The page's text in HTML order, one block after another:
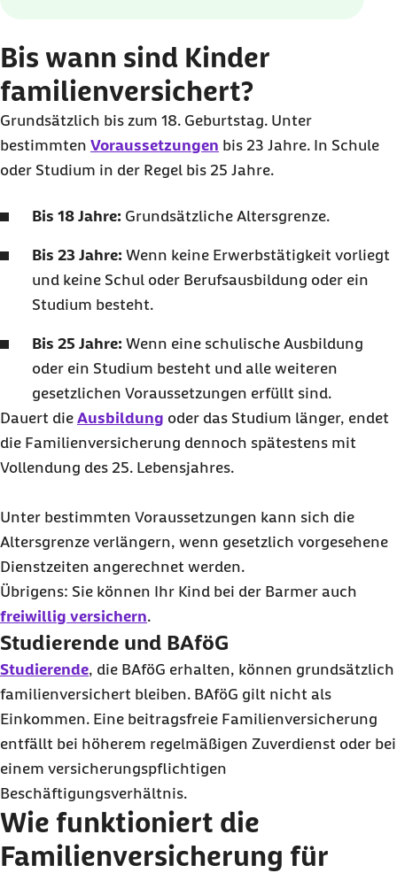
Bis wann sind Kinder
familienversichert?
Grundsätzlich bis zum 18. Geburtstag. Unter
bestimmten Voraussetzungen bis 23 Jahre. In Schule
oder Studium in der Regel bis 25 Jahre.
Bis 18 Jahre: Grundsätzliche Altersgrenze.
Bis 23 Jahre: Wenn keine Erwerbstätigkeit vorliegt
und keine Schul oder Berufsausbildung oder ein
Studium besteht.
Bis 25 Jahre: Wenn eine schulische Ausbildung
oder ein Studium besteht und alle weiteren
gesetzlichen Voraussetzungen erfüllt sind.
Dauert die Ausbildung oder das Studium länger, endet
die Familienversicherung dennoch spätestens mit
Vollendung des 25. Lebensjahres.
Unter bestimmten Voraussetzungen kann sich die
Altersgrenze verlängern, wenn gesetzlich vorgesehene
Dienstzeiten angerechnet werden.
Übrigens: Sie können Ihr Kind bei der Barmer auch
freiwillig versichern.
Studierende und BAföG
Studierende, die BAföG erhalten, können grundsätzlich
familienversichert bleiben. BAföG gilt nicht als
Einkommen. Eine beitragsfreie Familienversicherung
entfällt bei höherem regelmäßigen Zuverdienst oder bei
einem versicherungspflichtigen
Beschäftigungsverhältnis.
Wie funktioniert die
Familienversicherung für